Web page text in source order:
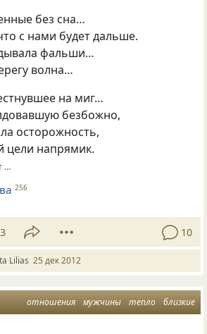
без сна…
с нами будет дальше.
фальши…
волна…
на миг…
безбожно,
осторожность,
цели напрямик.
…
256
10
Lilias 25 дек 2012
отношения мужчины тепло близкие